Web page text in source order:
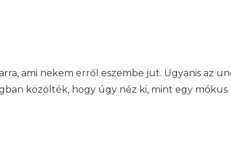
ami nekem erről eszembe jut. Ugyanis az
közölték, hogy úgy néz ki, mint egy mókus.